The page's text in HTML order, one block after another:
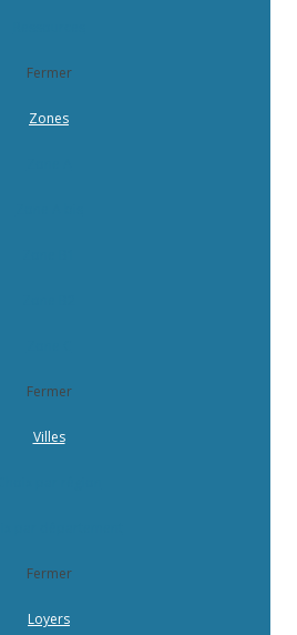
Fermer
Zones
Fermer
Villes
Fermer
Loyers